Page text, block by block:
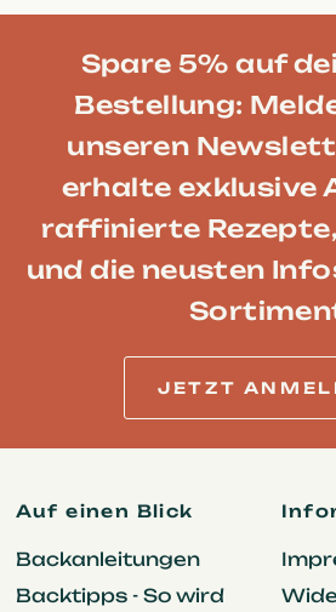
Spare 5% auf
Bestellung:
unseren
erhalte exklusive
raffinierte
und die neusten
JETZT
Auf einen Blick
Backanleitungen
Backtipps - So wird